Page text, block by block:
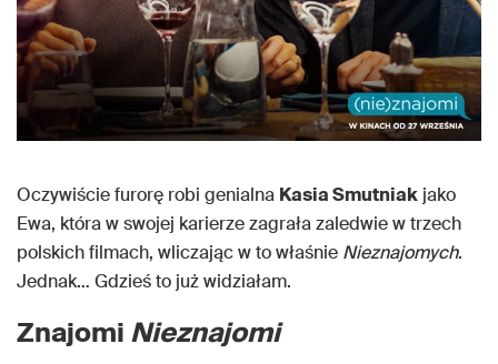
Oczywiście furorę robi genialna Kasia Smutniak jako
Ewa, która w swojej karierze zagrała zaledwie w trzech
polskich filmach, wliczając w to właśnie Nieznajomych.
Jednak… Gdzieś to już widziałam.
Znajomi Nieznajomi